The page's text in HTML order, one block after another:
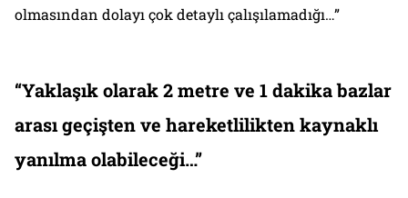
olmasından dolayı çok detaylı çalışılamadığı…”
“Yaklaşık olarak 2 metre ve 1 dakika bazlar
arası geçişten ve hareketlilikten kaynaklı
yanılma olabileceği…”